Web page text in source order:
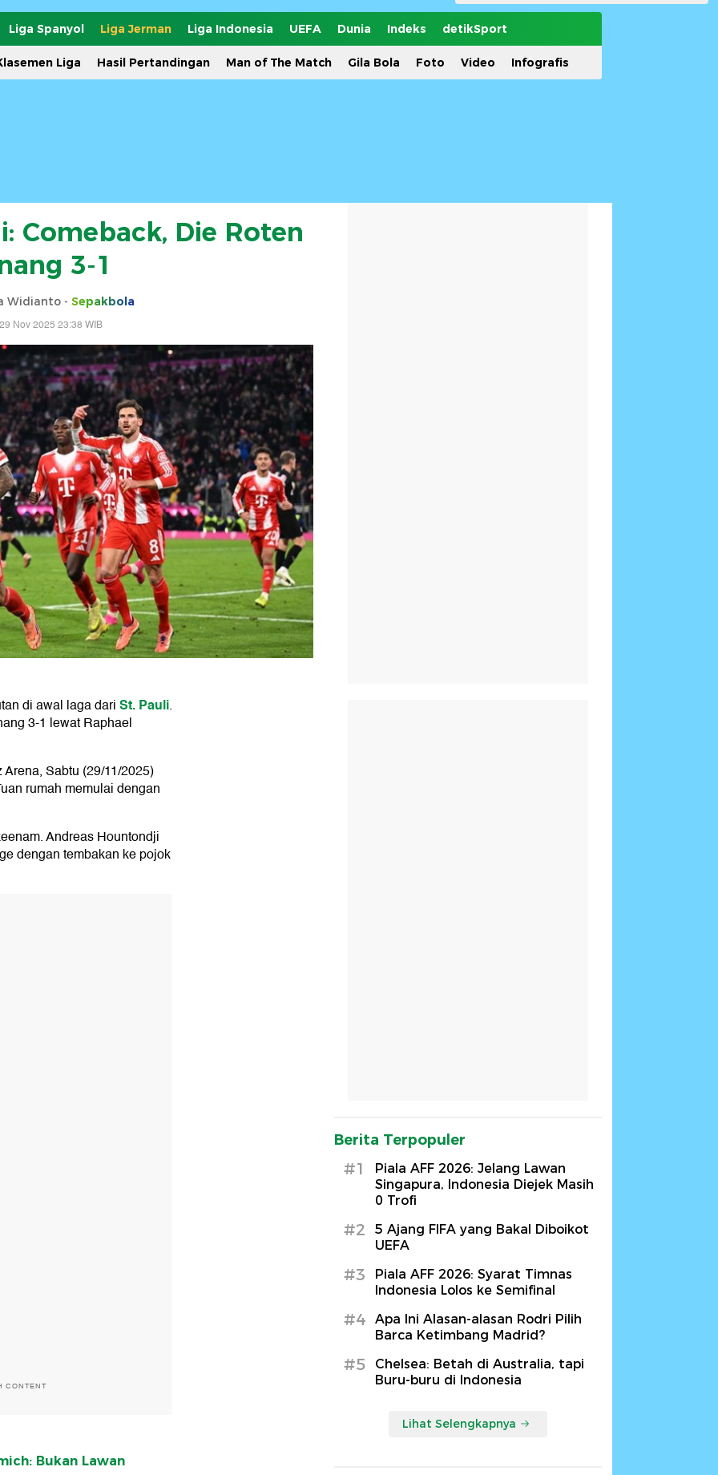
Liga Spanyol Liga Jerman Liga Indonesia UEFA Dunia Indeks detikSport
Liga Hasil Pertandingan Man of The Match Gila Bola Foto Video Infografis
Comeback, Die Roten
3-1
Widianto - Sepakbola
Nov 2025 23:38 WIB
di awal laga dariSt. Pauli.
3-1 lewat Raphael
Sabtu (29/11/2025)
rumah memulai dengan
Andreas Hountondji
dengan tembakan ke pojok
CONTENT
Bukan Lawan
Berita Terpopuler
#1
Piala AFF 2026: Jelang Lawan
Singapura, Indonesia Diejek Masih
0 Trofi
#2
5 Ajang FIFA yang Bakal Diboikot
UEFA
#3
Piala AFF 2026: Syarat Timnas
Indonesia Lolos ke Semifinal
#4
Apa Ini Alasan-alasan Rodri Pilih
Barca Ketimbang Madrid?
#5
Chelsea: Betah di Australia, tapi
Buru-buru di Indonesia
Lihat Selengkapnya